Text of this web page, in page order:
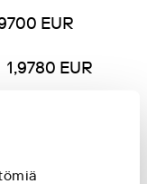
EUR
1,9780 EUR
EUR